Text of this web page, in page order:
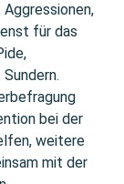
für das
bei der
weitere
mit der